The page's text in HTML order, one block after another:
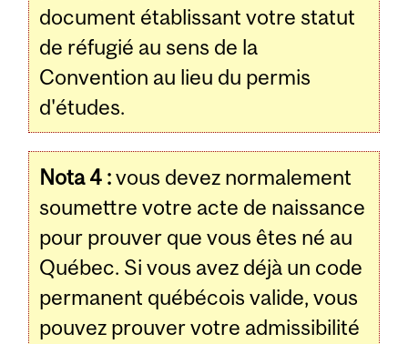
document établissant votre statut
de réfugié au sens de la
Convention au lieu du permis
d'études.
Nota 4 :vous devez normalement
soumettre votre acte de naissance
pour prouver que vous êtes né au
Québec. Si vous avez déjà un code
permanent québécois valide, vous
pouvez prouver votre admissibilité